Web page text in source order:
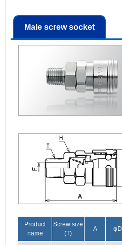
Male screw socket
Product
name
Screw size
(T)
A φD